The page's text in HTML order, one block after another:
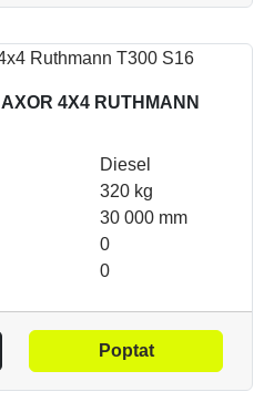
4X4 RUTHMANN
Diesel
320 kg
30 000 mm
0
0
Poptat